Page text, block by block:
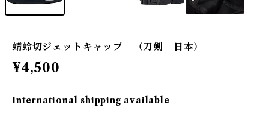
蜻蛉切ジェットキャップ （刀剣 日本）
¥4,500
International shipping available